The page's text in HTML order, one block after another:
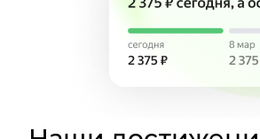
Наши достижения